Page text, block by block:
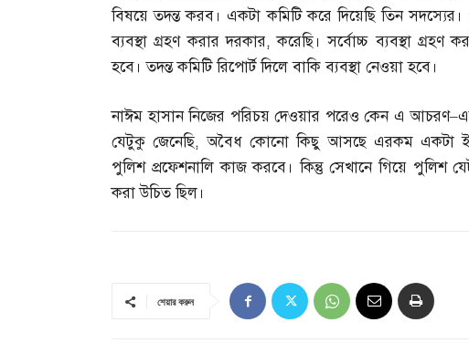
বিষয়ে তদন্ত করব। একটা কমিটি করে দিয়েছি তিন
ব্যবস্থা গ্রহণ করার দরকার,করেছি। সর্বোচ্চ ব্যবস্থা গ্রহণ
হবে। তদন্ত কমিটি রিপোর্ট দিলে বাকি ব্যবস্থা নেওয়া হবে।
নাঈম হাসান নিজের পরিচয় দেওয়ার পরেও কেন এ আচরণ–
যেটুকু জেনেছি,অবৈধ কোনো কিছু আসছে এরকম একটা
পুলিশ প্রফেশনালি কাজ করবে। কিন্তু সেখানে গিয়ে পুলিশ
করা উচিত ছিল।
শেয়ার করুন